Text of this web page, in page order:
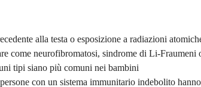
alla testa o esposizione a radiazioni
come neurofibromatosi, sindrome di Li-
tipi siano più comuni nei bambini
con un sistema immunitario indebolito